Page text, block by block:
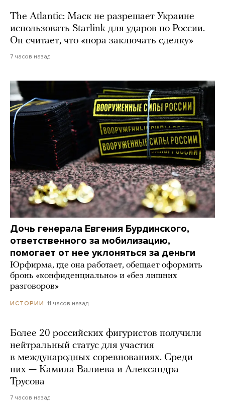
The Atlantic: Маск не разрешает Украине
использовать Starlink для ударов по России.
Он считает, что «пора заключать сделку»
7 часов назад
Дочь генерала Евгения Бурдинского,
ответственного за мобилизацию,
помогает от нее уклоняться за деньги
Юрфирма, где она работает, обещает оформить
бронь «конфиденциально» и «без лишних
разговоров»
ИСТОРИИ 11 часов назад
Более 20 российских фигуристов получили
нейтральный статус для участия
в международных соревнованиях. Среди
них — Камила Валиева и Александра
Трусова
7 часов назад